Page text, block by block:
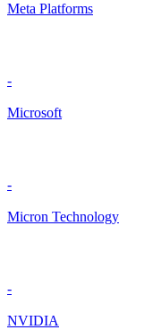
Meta Platforms
-
Microsoft
-
Micron Technology
-
NVIDIA